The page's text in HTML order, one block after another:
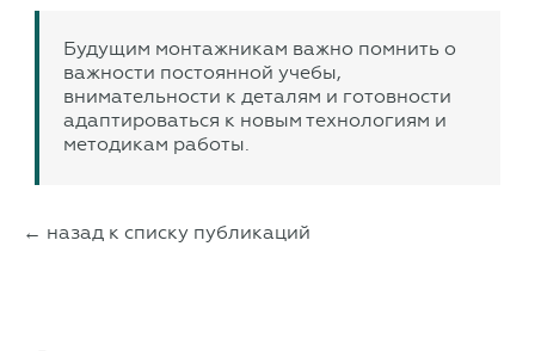
Будущим монтажникам важно помнить о
важности постоянной учебы,
внимательности к деталям и готовности
адаптироваться к новым технологиям и
методикам работы.
← назад к списку публикаций